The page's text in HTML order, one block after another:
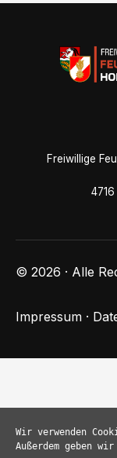
Freiwillige
© 2026 · Alle
Impressum ·
Wir verwenden
Außerdem geben